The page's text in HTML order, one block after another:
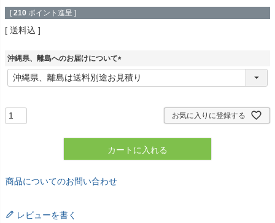
[ 210 ポイント進呈 ]
送料込
沖縄県、離島へのお届けについて
(
必
お気に入りに登録する
カートに入れる
商品についてのお問い合わせ
レビューを書く